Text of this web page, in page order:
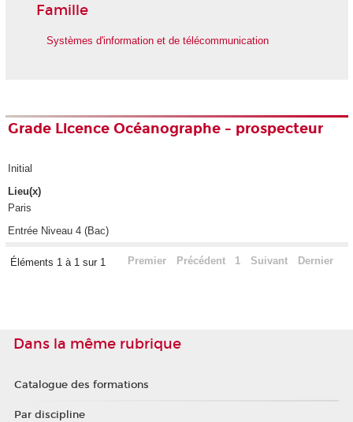
Famille
Systèmes d'information et de télécommunication
Grade Licence Océanographe - prospecteur
Initial
Lieu(x)
Paris
Entrée Niveau 4 (Bac)
Éléments 1 à 1 sur 1 Premier Précédent 1 Suivant Dernier
Dans la même rubrique
Catalogue des formations
Par discipline